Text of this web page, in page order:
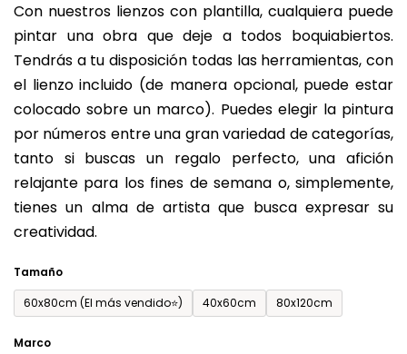
Con nuestros lienzos con plantilla, cualquiera puede
pintar una obra que deje a todos boquiabiertos.
Tendrás a tu disposición todas las herramientas, con
el lienzo incluido (de manera opcional, puede estar
colocado sobre un marco). Puedes elegir la pintura
por números entre una gran variedad de categorías,
tanto si buscas un regalo perfecto, una afición
relajante para los fines de semana o, simplemente,
tienes un alma de artista que busca expresar su
creatividad.
Tamaño
60x80cm (El más vendido⭐)
40x60cm 80x120cm
Marco
producto
es
de
0,0
sobre
5
estrellas.